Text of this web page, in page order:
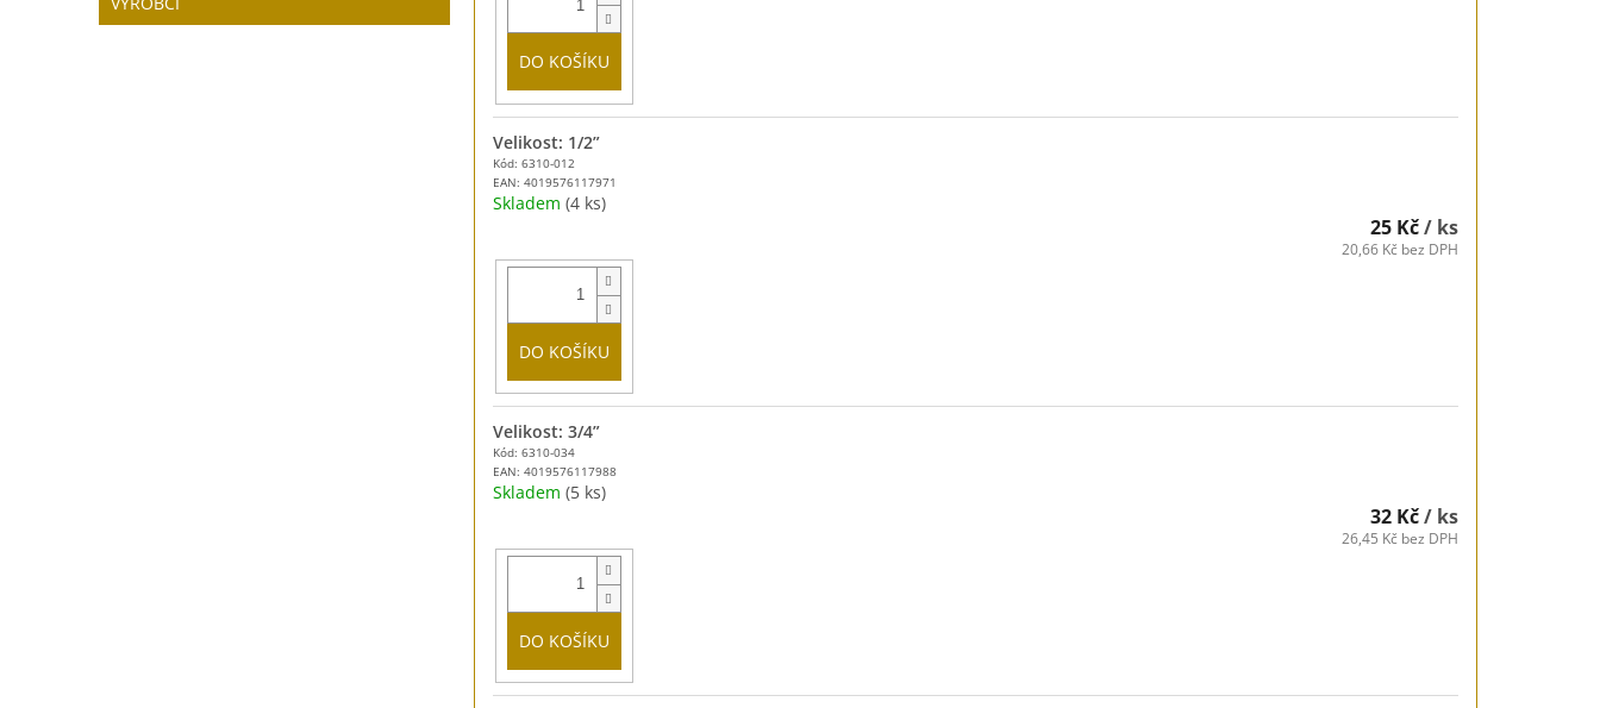
DO KOŠÍKU
Kód: 6310-012
EAN: 4019576117971
Velikost: 1/2”
Skladem (4 ks)
25 Kč/ ks
20,66 Kč bez DPH
DO KOŠÍKU
Kód: 6310-034
EAN: 4019576117988
Velikost: 3/4”
Skladem (5 ks)
32 Kč/ ks
26,45 Kč bez DPH
DO KOŠÍKU